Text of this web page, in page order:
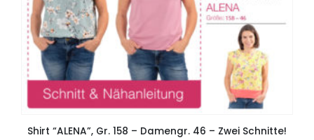
Shirt “ALENA”, Gr. 158 – Damengr. 46 – Zwei Schnitte!